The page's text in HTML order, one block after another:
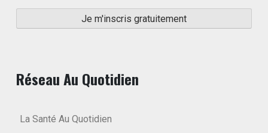
Réseau Au Quotidien
La Santé Au Quotidien